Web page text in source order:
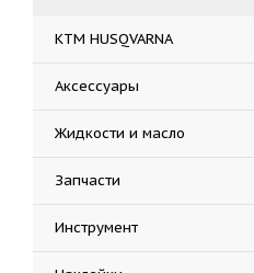
KTM HUSQVARNA
Аксессуары
Жидкости и масло
Запчасти
Инструмент